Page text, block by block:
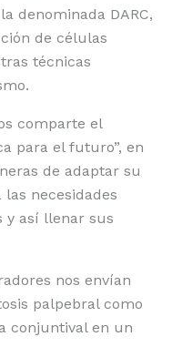
denominada DARC,
de células
técnicas
comparte el
para el futuro”, en
de adaptar su
necesidades
y así llenar sus
nos envían
palpebral como
conjuntival en un